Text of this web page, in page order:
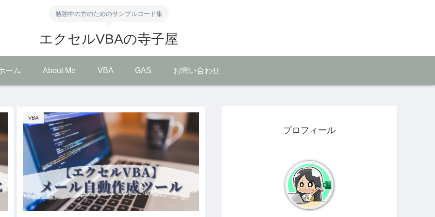
勉強中の方のためのサンプルコード集
エクセルVBAの寺子屋
ーム About Me VBA GAS お問い合わせ
VBA
プロフィール